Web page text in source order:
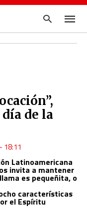
de la
18:11
Latinoamericana
invita a mantener
es pequeñita, o
características
el Espíritu